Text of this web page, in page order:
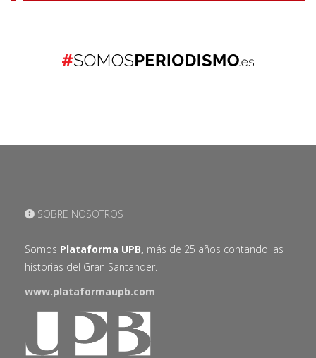
SOBRE NOSOTROS
Somos Plataforma UPB, más de 25 años contando las
historias del Gran Santander.
www.plataformaupb.com